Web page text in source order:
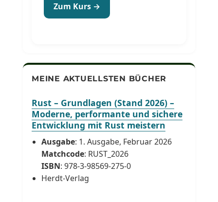
Zum Kurs →
MEINE AKTUELLSTEN BÜCHER
Rust – Grundlagen (Stand 2026) –
Moderne, performante und sichere
Entwicklung mit Rust meistern
Ausgabe: 1. Ausgabe, Februar 2026
Matchcode: RUST_2026
ISBN: 978-3-98569-275-0
Herdt-Verlag